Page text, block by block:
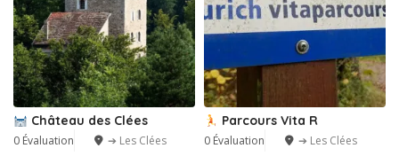
Château des Clées
0 Évaluation ➔ Les Clées
Parcours Vita R
0 Évaluation ➔ Les Clées